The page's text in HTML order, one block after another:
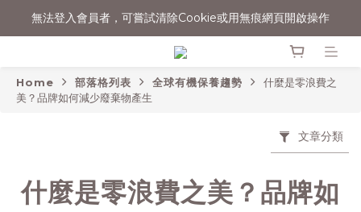
消費滿$1500宅配免運
Home 部落格列表 全球有機保養趨勢
什麼是零浪費之
美？品牌如何減少廢棄物產生
文章分類
什麼是零浪費之美？品牌如